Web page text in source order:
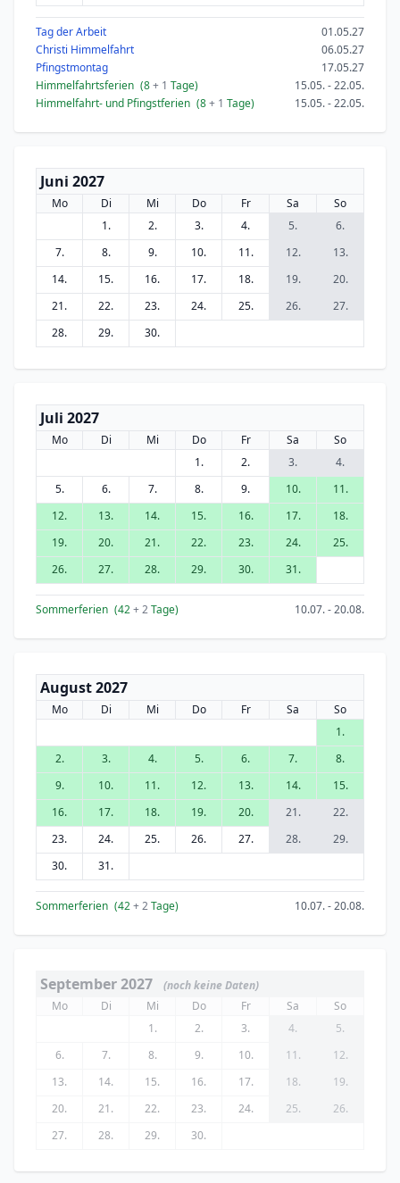
Tag der Arbeit
01.05.27
Christi Himmelfahrt
06.05.27
Pfingstmontag
17.05.27
Himmelfahrtsferien (8+ 1 Tage)
15.05. - 22.05.
Himmelfahrt- und Pfingstferien (8+ 1 Tage) 15.05. - 22.05.
Juni 2027
Mo Di Mi Do Fr Sa
So
1.
2. 3. 4. 5.
6.
7.
8. 9. 10. 11. 12.
13.
14.
15. 16. 17. 18. 19.
20.
21.
22. 23. 24. 25. 26.
27.
28.
29. 30.
Juli 2027
Mo Di Mi Do Fr Sa
So
1.
2. 3.
4.
5.
6. 7. 8. 9. 10.
11.
12.
13. 14. 15. 16. 17.
18.
19.
20. 21. 22. 23. 24.
25.
26.
27. 28. 29. 30. 31.
Sommerferien (42+ 2Tage) 10.07. - 20.08.
August 2027
Mo Di Mi Do Fr Sa
So
1.
2.
3. 4. 5. 6. 7.
8.
9.
10. 11. 12. 13. 14.
15.
16.
17. 18. 19. 20. 21.
22.
23.
24. 25. 26. 27. 28.
29.
30.
31.
Sommerferien (42+ 2Tage) 10.07. - 20.08.
September 2027
(noch keine Daten)
Mo
Di Mi Do Fr Sa
So
1.
2. 3. 4.
5.
6.
7. 8. 9. 10. 11.
12.
13.
14. 15. 16. 17. 18.
19.
20.
21. 22. 23. 24. 25.
26.
27.
28. 29. 30.